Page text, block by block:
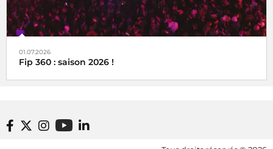
01.07.2026
Fip 360 : saison 2026 !